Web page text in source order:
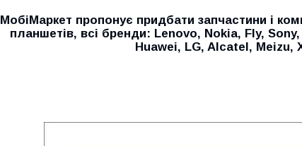
МобіМаркет пропонує придбати запчастини і
планшетів, всі бренди: Lenovo, Nokia, Fly,
Huawei, LG, Alcatel, Meizu,